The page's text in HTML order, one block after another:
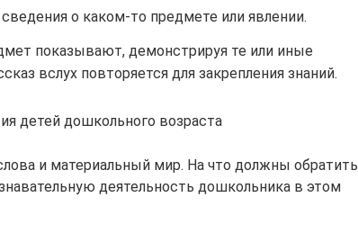
о каком-то предмете или явлении.
показывают, демонстрируя те или иные
вслух повторяется для закрепления знаний.
детей дошкольного возраста
и материальный мир. На что должны обратить
деятельность дошкольника в этом